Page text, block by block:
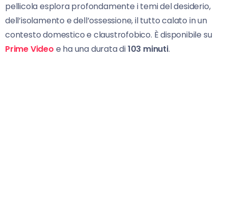
pellicola esplora profondamente i temi del desiderio,
dell’isolamento e dell’ossessione, il tutto calato in un
contesto domestico e claustrofobico. È disponibile su
Prime Video e ha una durata di103 minuti.